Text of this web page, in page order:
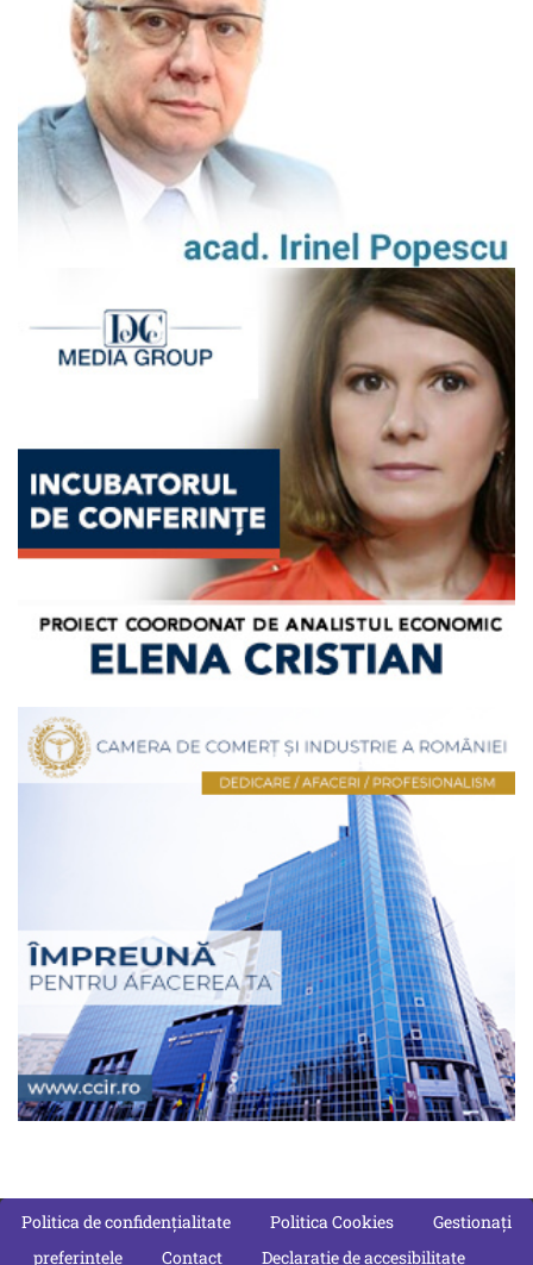
Politica de confidențialitate Politica Cookies
Gestionați
preferințele
Contact Declarație de accesibilitate